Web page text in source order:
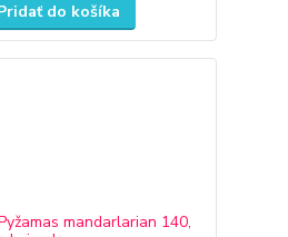
do košíka